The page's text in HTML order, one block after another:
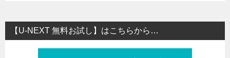
【U-NEXT 無料お試し】はこちらから…